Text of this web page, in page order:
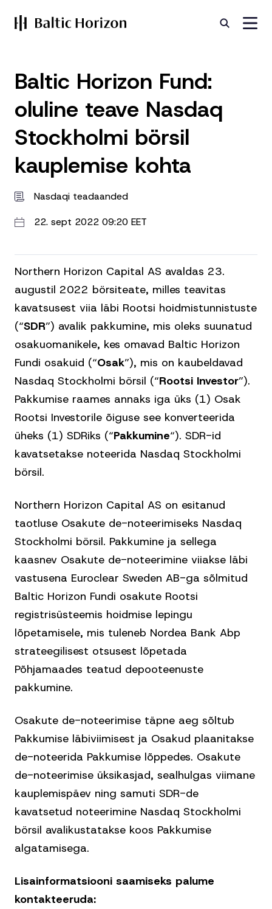
Baltic Horizon Fund:
oluline teave Nasdaq
Stockholmi börsil
kauplemise kohta
Nasdaqi teadaanded
22. sept 2022 09:20 EET
Northern Horizon Capital AS avaldas 23.
augustil 2022 börsiteate, milles teavitas
kavatsusest viia läbi Rootsi hoidmistunnistuste
(“SDR”) avalik pakkumine, mis oleks suunatud
osakuomanikele, kes omavad Baltic Horizon
Fundi osakuid (“Osak”), mis on kaubeldavad
Nasdaq Stockholmi börsil (“Rootsi Investor”).
Pakkumise raames annaks iga üks (1) Osak
Rootsi Investorile õiguse see konverteerida
üheks (1) SDRiks (“Pakkumine“). SDR-id
kavatsetakse noteerida Nasdaq Stockholmi
börsil.
Northern Horizon Capital AS on esitanud
taotluse Osakute de-noteerimiseks Nasdaq
Stockholmi börsil. Pakkumine ja sellega
kaasnev Osakute de-noteerimine viiakse läbi
vastusena Euroclear Sweden AB-ga sõlmitud
Baltic Horizon Fundi osakute Rootsi
registrisüsteemis hoidmise lepingu
lõpetamisele, mis tuleneb Nordea Bank Abp
strateegilisest otsusest lõpetada
Põhjamaades teatud depooteenuste
pakkumine.
Osakute de-noteerimise täpne aeg sõltub
Pakkumise läbiviimisest ja Osakud plaanitakse
de-noteerida Pakkumise lõppedes. Osakute
de-noteerimise üksikasjad, sealhulgas viimane
kauplemispäev ning samuti SDR-de
kavatsetud noteerimine Nasdaq Stockholmi
börsil avalikustatakse koos Pakkumise
algatamisega.
Lisainformatsiooni saamiseks palume
kontakteeruda: